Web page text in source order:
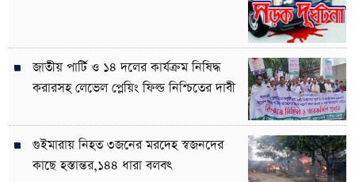
জাতীয় পার্টি ও ১৪ দলের কার্যক্রম নিষিদ্ধ
করারসহ লেভেল প্লেয়িং ফিল্ড নিশ্চিতের দাবী
গুইমারায় নিহত ৩জনের মরদেহ স্বজনদের
কাছে হস্তান্তর,১৪৪ ধারা বলবৎ